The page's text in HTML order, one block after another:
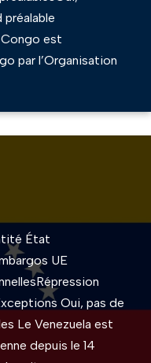
est
par l’Organisation
État
UE
Oui, pas de
Le Venezuela est
depuis le 14